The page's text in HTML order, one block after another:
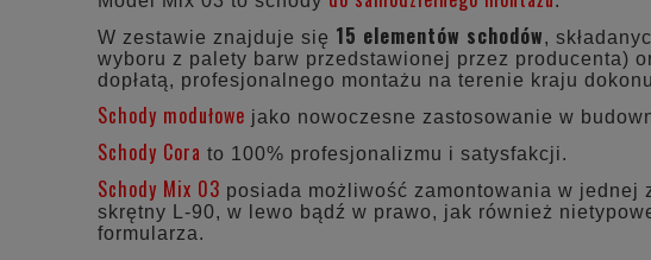
W zestawie znajduje się 15 elementów schodów,
wyboru z palety barw przedstawionej przez producenta)
dopłatą, profesjonalnego montażu na terenie kraju
Schody modułowe jako nowoczesne zastosowanie w
Schody Cora to 100% profesjonalizmu i satysfakcji.
Schody Mix 03 posiada możliwość zamontowania w jednej
skrętny L-90, w lewo bądź w prawo, jak również
formularza.